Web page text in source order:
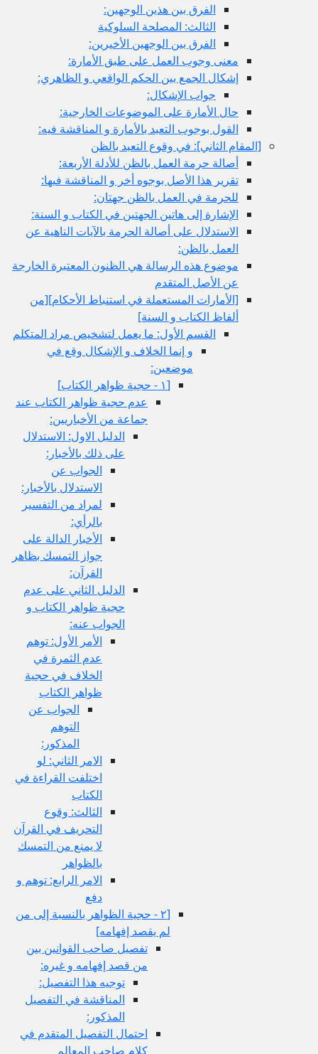
الفرق بين هذين الوجهين:
الثالث: المصلحة السلوكية
الفرق بين الوجهين الأخيرين:
معنى وجوب العمل على طبق الأمارة:
إشكال الجمع بين الحكم الواقعي و الظاهري:
جواب الإشكال:
حال الأمارة على الموضوعات الخارجية:
القول بوجوب التعبد بالأمارة و المناقشة فيه:
الثاني‏]: في وقوع التعبد بالظن
أصالة حرمة العمل بالظن للأدلة الأربعة:
تقرير هذا الأصل بوجوه أخر و المناقشة فيها:
للحرمة في العمل بالظن جهتان:
الإشارة إلى هاتين الجهتين في الكتاب و السنة:
الاستدلال على أصالة الحرمة بالآيات الناهية عن
موضوع هذه الرسالة هي الظنون المعتبرة الخارجة
عن الأصل المتقدم
[الأمارات المستعملة في استنباط الأحكام‏][من
ألفاظ الكتاب و السنة]
القسم الأول: ما يعمل لتشخيص مراد المتكلم
و إنما الخلاف و الإشكال وقع في
عدم حجية ظواهر الكتاب عند
جماعة من الأخباريين:
الدليل الاول: الاستدلال
على ذلك بالأخبار:
الاستدلال بالأخبار:
لمراد من التفسير
الأخبار الدالة على
جواز التمسك بظاهر
الدليل الثاني على عدم
حجية ظواهر الكتاب و
الأمر الأول: توهم
الخلاف في حجية
الامر الثاني: لو
اختلفت القراءة في
التحريف في القرآن
لا يمنع من التمسك
الامر الرابع: توهم و
[٢ - حجية الظواهر بالنسبة إلى من
تفصيل صاحب القوانين بين
من قصد إفهامه و غيره:
توجيه هذا التفصيل:
المناقشة في التفصيل
احتمال التفصيل المتقدم في
كلام صاحب المعالم